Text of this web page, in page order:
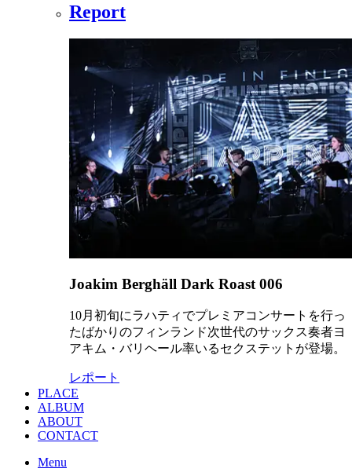
Report
Joakim Berghäll Dark Roast 006
10月初旬にラハティでプレミアコンサートを行っ
たばかりのフィンランド次世代のサックス奏者ヨ
アキム・バリヘール率いるセクステットが登場。
レポート
PLACE
ALBUM
ABOUT
CONTACT
Menu